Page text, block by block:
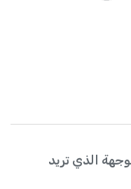
الذي تريد